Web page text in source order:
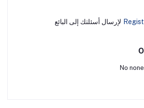
لإرسال أسئلتك إلى البائع
No